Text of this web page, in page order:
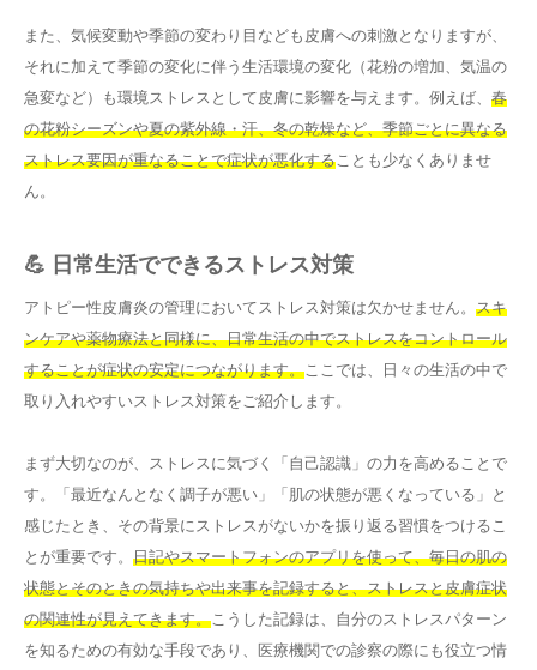
また、気候変動や季節の変わり目なども皮膚への刺激となりますが、
それに加えて季節の変化に伴う生活環境の変化（花粉の増加、気温の
急変など）も環境ストレスとして皮膚に影響を与えます。例えば、 春
の花粉シーズンや夏の紫外線・汗、冬の乾燥など、季節ごとに異なる
ストレス要因が重なることで症状が悪化する ことも少なくありませ
ん。
💪 日常生活でできるストレス対策
アトピー性皮膚炎の管理においてストレス対策は欠かせません。 スキ
ンケアや薬物療法と同様に、日常生活の中でストレスをコントロール
することが症状の安定につながります。 ここでは、日々の生活の中で
取り入れやすいストレス対策をご紹介します。
まず大切なのが、ストレスに気づく「自己認識」の力を高めることで
す。「最近なんとなく調子が悪い」「肌の状態が悪くなっている」と
感じたとき、その背景にストレスがないかを振り返る習慣をつけるこ
とが重要です。 日記やスマートフォンのアプリを使って、毎日の肌の
状態とそのときの気持ちや出来事を記録すると、ストレスと皮膚症状
の関連性が見えてきます。 こうした記録は、自分のストレスパターン
を知るための有効な手段であり、医療機関での診察の際にも役立つ情